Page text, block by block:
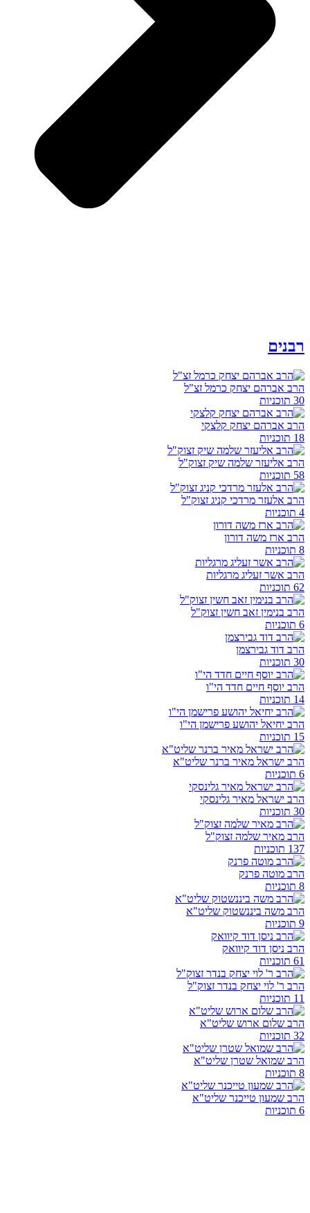
רבנים
הרב אברהם יצחק כרמל זצ"ל
30 תוכניות
הרב אברהם יצחק קלצקי
18 תוכניות
הרב אליעזר שלמה שיק זצוק"ל
58 תוכניות
הרב אלעזר מרדכי קניג זצוק"ל
4 תוכניות
הרב ארז משה דורון
8 תוכניות
הרב אשר זעליג מרגליות
62 תוכניות
הרב בנימין זאב חשין זצוק"ל
6 תוכניות
הרב דוד גבירצמן
30 תוכניות
הרב יוסף חיים חדד הי"ו
14 תוכניות
הרב יחיאל יהושע פרישמן הי"ו
15 תוכניות
הרב ישראל מאיר ברנר שליט"א
6 תוכניות
הרב ישראל מאיר גלינסקי
30 תוכניות
הרב מאיר שלמה זצוק"ל
137 תוכניות
הרב מוטה פרנק
8 תוכניות
הרב משה ביננשטוק שליט"א
9 תוכניות
הרב ניסן דוד קיוואק
61 תוכניות
הרב ר' לוי יצחק בנדר זצוק"ל
11 תוכניות
הרב שלום ארוש שליט"א
32 תוכניות
הרב שמואל שטרן שליט"א
8 תוכניות
הרב שמעון טייכנר שליט"א
6 תוכניות